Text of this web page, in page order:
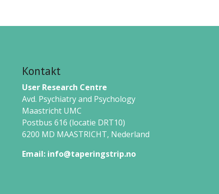
Kontakt
User Research Centre
Avd. Psychiatry and Psychology
Maastricht UMC
Postbus 616 (locatie DRT10)
6200 MD MAASTRICHT, Nederland
Email: info@taperingstrip.no